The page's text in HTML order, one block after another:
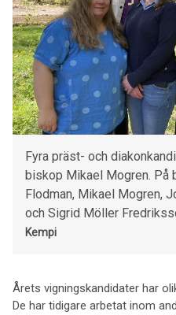
Fyra präst- och
biskop Mikael Mogren. På
Flodman, Mikael Mogren,
och Sigrid Möller
Kempi
Årets vigningskandidater har
De har tidigare arbetat inom